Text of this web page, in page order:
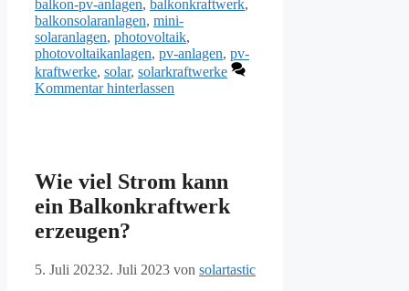
balkon-pv-anlagen, balkonkraftwerk,
balkonsolaranlagen, mini-
solaranlagen, photovoltaik,
photovoltaikanlagen, pv-anlagen, pv-
kraftwerke, solar, solarkraftwerke
Kommentar hinterlassen
Wie viel Strom kann
ein Balkonkraftwerk
erzeugen?
5. Juli 20232. Juli 2023 von solartastic